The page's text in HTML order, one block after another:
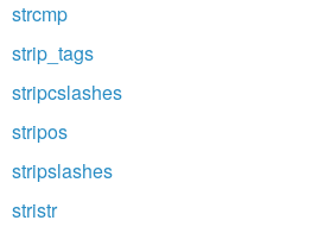
strcmp
strip_tags
stripcslashes
stripos
stripslashes
stristr